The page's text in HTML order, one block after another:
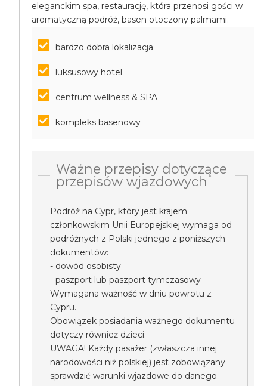
eleganckim spa, restaurację, która przenosi gości w
aromatyczną podróż, basen otoczony palmami.
bardzo dobra lokalizacja
luksusowy hotel
centrum wellness & SPA
kompleks basenowy
Ważne przepisy dotyczące
przepisów wjazdowych
Podróż na Cypr, który jest krajem
członkowskim Unii Europejskiej wymaga od
podróżnych z Polski jednego z poniższych
dokumentów:
- dowód osobisty
- paszport lub paszport tymczasowy
Wymagana ważność w dniu powrotu z
Cypru.
Obowiązek posiadania ważnego dokumentu
dotyczy również dzieci.
UWAGA! Każdy pasażer (zwłaszcza innej
narodowości niż polskiej) jest zobowiązany
sprawdzić warunki wjazdowe do danego